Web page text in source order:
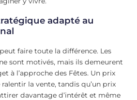
adapté au
faire toute la différence. Les
sont motivés, mais ils demeurent
à l’approche des Fêtes. Un prix
la vente, tandis qu’un prix
davantage d’intérêt et même